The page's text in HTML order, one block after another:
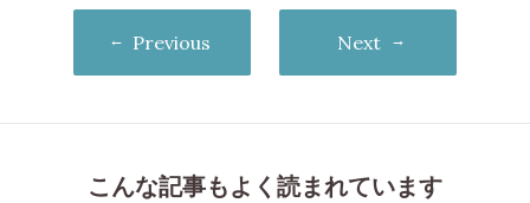
Previous Next
こんな記事もよく読まれています